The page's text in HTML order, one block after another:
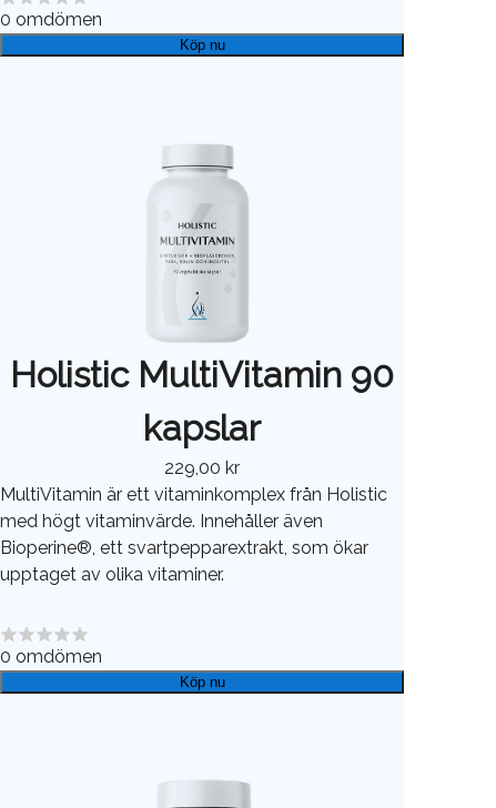
0 omdömen
Köp nu
Holistic MultiVitamin 90
kapslar
229,00 kr
MultiVitamin är ett vitaminkomplex från Holistic
med högt vitaminvärde. Innehåller även
Bioperine®, ett svartpepparextrakt, som ökar
upptaget av olika vitaminer.
0 omdömen
Köp nu